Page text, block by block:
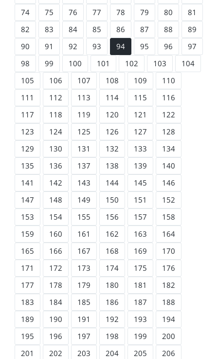
74
75 76 77 78 79 80
81
82
83 84 85 86 87 88
89
90
91 92 93 94 95 96
97
98
99 100 101 102 103
104
105
106 107 108 109
110
111
112 113 114 115
116
117
118 119 120 121
122
123
124 125 126 127
128
129
130 131 132 133
134
135
136 137 138 139
140
141
142 143 144 145
146
147
148 149 150 151
152
153
154 155 156 157
158
159
160 161 162 163
164
165
166 167 168 169
170
171
172 173 174 175
176
177
178 179 180 181
182
183
184 185 186 187
188
189
190 191 192 193
194
195
196 197 198 199
200
201
202 203 204 205
206